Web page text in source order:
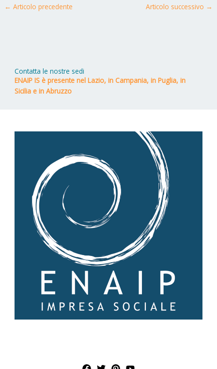
← Articolo precedente Articolo successivo →
Contatta le nostre sedi
ENAIP IS è presente nel Lazio, in Campania, in Puglia, in
Sicilia e in Abruzzo